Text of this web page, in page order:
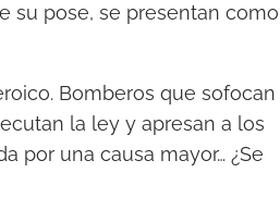
su pose, se presentan como
Bomberos que sofocan
la ley y apresan a los
por una causa mayor… ¿Se